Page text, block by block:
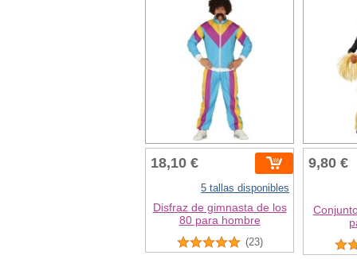
18,10 €
5 tallas disponibles
Disfraz de gimnasta de los
80 para hombre
(23)
9,80 €